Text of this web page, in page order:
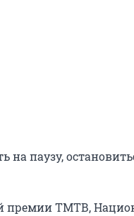
паузу,
премии ТМТВ,